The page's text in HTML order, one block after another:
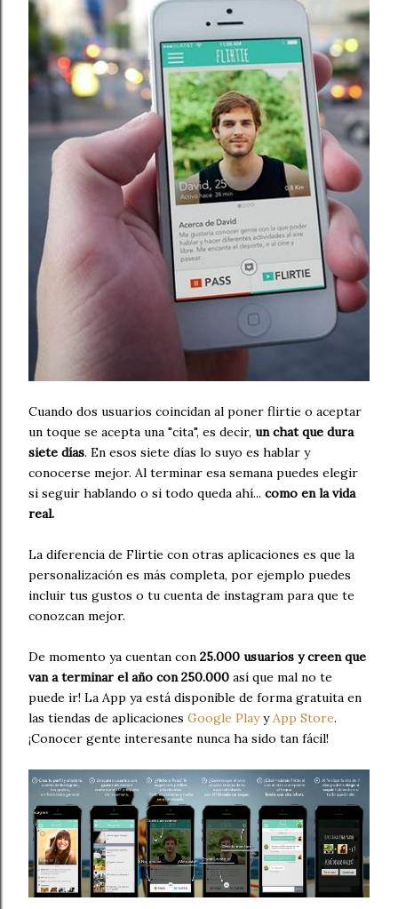
Cuando dos usuarios coincidan al poner flirtie o aceptar
un toque se acepta una "cita", es decir, un chat que dura
siete días. En esos siete días lo suyo es hablar y
conocerse mejor. Al terminar esa semana puedes elegir
si seguir hablando o si todo queda ahí... como en la vida
real.
La diferencia de Flirtie con otras aplicaciones es que la
personalización es más completa, por ejemplo puedes
incluir tus gustos o tu cuenta de instagram para que te
conozcan mejor.
De momento ya cuentan con 25.000 usuarios y creen que
van a terminar el año con 250.000 así que mal no te
puede ir! La App ya está disponible de forma gratuita en
las tiendas de aplicaciones Google PlayyApp Store.
¡Conocer gente interesante nunca ha sido tan fácil!